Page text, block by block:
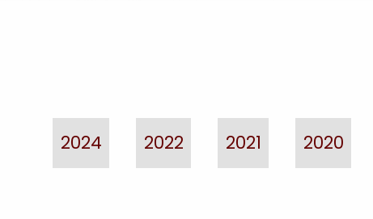
2024 2022 2021 2020